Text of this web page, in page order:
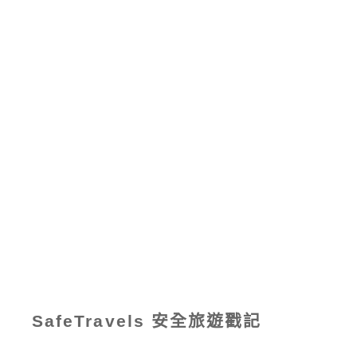
SafeTravels 安全旅遊戳記